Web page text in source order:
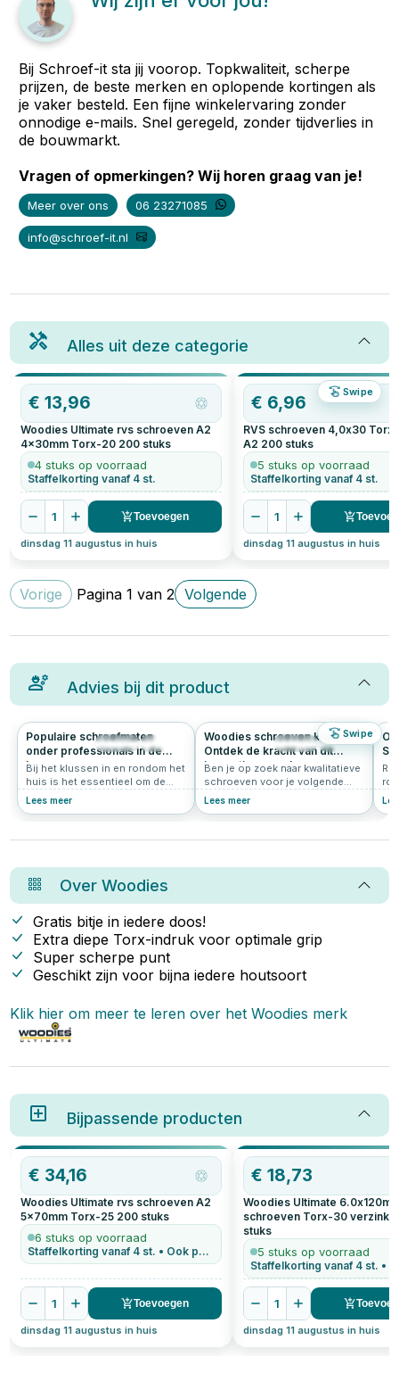
Bij Schroef-it sta jij voorop. Topkwaliteit, scherpe
prijzen, de beste merken en oplopende kortingen als
je vaker besteld. Een fijne winkelervaring zonder
onnodige e-mails. Snel geregeld, zonder tijdverlies in
de bouwmarkt.
Vragen of opmerkingen? Wij horen graag van je!
Meer over ons 06 23271085
info@schroef-it.nl
Alles uit deze categorie
Swipe
€13,96
Woodies Ultimate rvs schroeven A2
4x30mm Torx-20 200 stuks
4 stuks op voorraad
Staffelkorting vanaf 4 st.
1 Toevoegen
dinsdag 11 augustus in huis
€ 6,96
RVS schroeven 4,0x30
A2 200 stuks
5 stuks op voorraad
Staffelkorting vanaf 4 st.
1
dinsdag 11 augustus in huis
Vorige Pagina1 van2 Volgende
Advies bij dit product
Swipe
785
Populaire schroefmaten
onder professionals in de
bouw
Bij het klussen in en rondom het
huis is het essentieel om de
juiste schroefmaten op
kan het verschil maken. Hier zijn
de vier meest gebruikte
schroefmaten die je altijd klaar
moet hebben liggen:
Lees meer
205 4.9
Woodies schroeven kopen?
Ontdek de kracht van dit
innovatieve merk
Ben je op zoek naar kwalitatieve
schroeven voor je volgende
klus? Grote kans dat je dan
Lees meer
en
OverWoodies
Gratis bitje in iedere doos!
Extra diepe Torx-indruk voor optimale grip
Super scherpe punt
Geschikt zijn voor bijna iedere houtsoort
Klik hier om meer te leren over hetWoodies merk
Bijpassende producten
€ 34,16
Woodies Ultimate rvs schroeven A2
5x70mm Torx-25 200 stuks
6 stuks op voorraad
Staffelkorting vanaf 4 st. • Ook per stuk te bestellen
1 Toevoegen
dinsdag 11 augustus in huis
€18,73
Woodies Ultimate
schroeven Torx-30 verzinkt
stuks
5 stuks op voorraad
1
dinsdag 11 augustus in huis